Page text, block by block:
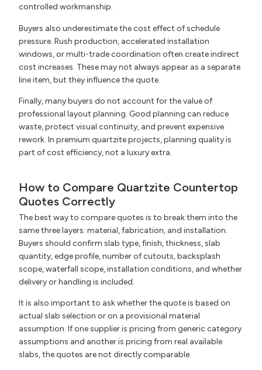
controlled workmanship.
Buyers also underestimate the cost effect of schedule
pressure. Rush production, accelerated installation
windows, or multi-trade coordination often create indirect
cost increases. These may not always appear as a separate
line item, but they influence the quote.
Finally, many buyers do not account for the value of
professional layout planning. Good planning can reduce
waste, protect visual continuity, and prevent expensive
rework. In premium quartzite projects, planning quality is
part of cost efficiency, not a luxury extra.
How to Compare Quartzite Countertop
Quotes Correctly
The best way to compare quotes is to break them into the
same three layers: material, fabrication, and installation.
Buyers should confirm slab type, finish, thickness, slab
quantity, edge profile, number of cutouts, backsplash
scope, waterfall scope, installation conditions, and whether
delivery or handling is included.
It is also important to ask whether the quote is based on
actual slab selection or on a provisional material
assumption. If one supplier is pricing from generic category
assumptions and another is pricing from real available
slabs, the quotes are not directly comparable.